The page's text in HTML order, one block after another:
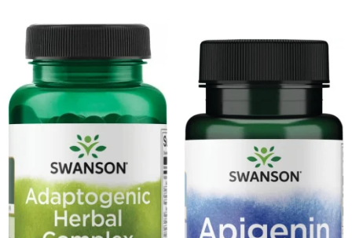
PerfectShaker
PeScience
Power System
Pro Supps
Pro Tan
Puritan`s Pride
Raw Nutrition
REDCON1
Revoflex
Rich Piana 5% Nutrition